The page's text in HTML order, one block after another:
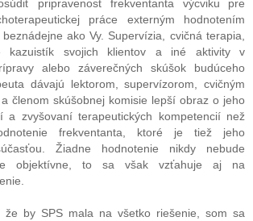
pripravenosť frekventanta výcviku pre
práce externým hodnotením
ako Vy. Supervízia, cvičná terapia,
kazuistík svojich klientov a iné aktivity v
alebo záverečných skúšok budúceho
dávajú lektorom, supervízorom, cvičným
členom skúšobnej komisie lepší obraz o jeho
a zvyšovaní terapeutických kompetencií než
frekventanta, ktoré je tiež jeho
Žiadne hodnotenie nikdy nebude
objektívne, to sa však vzťahuje aj na
že by SPS mala na všetko riešenie, som sa